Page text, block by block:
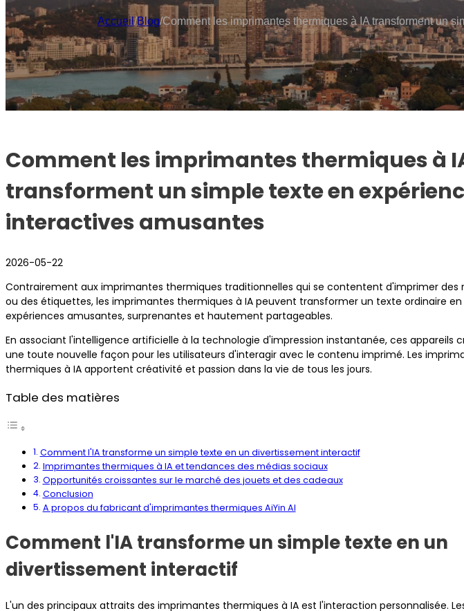
Accueil /Blog/Comment les imprimantes thermiques à IA transforment un
Comment les imprimantes thermiques à
transforment un simple texte en
interactives amusantes
2026-05-22
Contrairement aux imprimantes thermiques traditionnelles qui se contentent d'imprimer des
ou des étiquettes, les imprimantes thermiques à IA peuvent transformer un texte ordinaire en
expériences amusantes, surprenantes et hautement partageables.
En associant l'intelligence artificielle à la technologie d'impression instantanée, ces appareils
une toute nouvelle façon pour les utilisateurs d'interagir avec le contenu imprimé. Les
thermiques à IA apportent créativité et passion dans la vie de tous les jours.
Table des matières
Comment l'IA transforme un simple texte en un divertissement interactif
Imprimantes thermiques à IA et tendances des médias sociaux
Opportunités croissantes sur le marché des jouets et des cadeaux
Conclusion
A propos du fabricant d'imprimantes thermiques AiYin AI
Comment l'IA transforme un simple texte en un
divertissement interactif
L'un des principaux attraits des imprimantes thermiques à IA est l'interaction personnalisée.